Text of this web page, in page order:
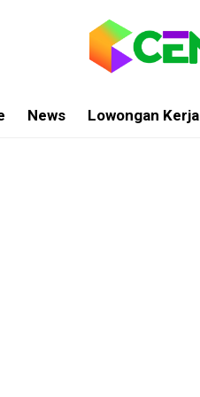
News Lowongan Kerja